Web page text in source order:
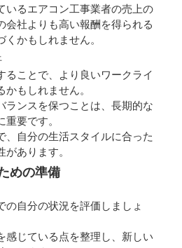
いるエアコン工事業者の売上の
会社よりも高い報酬を得られる
かもしれません。
ることで、より良いワークライ
もしれません。
ランスを保つことは、長期的な
重要です。
、自分の生活スタイルに合った
あります。
めの準備
の自分の状況を評価しましょ
感じている点を整理し、新しい